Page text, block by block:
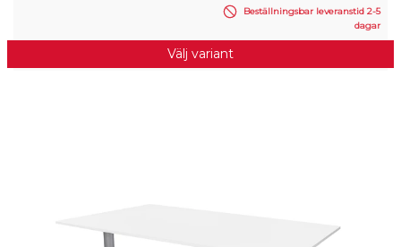
Beställningsbar leveranstid 2-5
dagar
Välj variant